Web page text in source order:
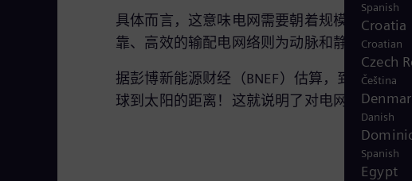
具体而言，这意味电网需要朝着规模化、现
靠、高效的输配电网络则为动脉和静脉。它
据彭博新能源财经（BNEF）估算，到2050年
球到太阳的距离！这就说明了对电网加大投入
Spanish
Croatia
Croatian
Czech
Čeština
Danish
Spanish
Egypt